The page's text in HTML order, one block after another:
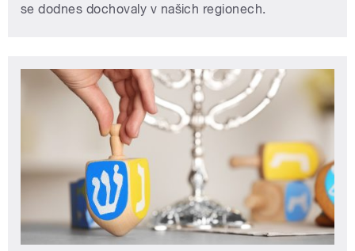
se dodnes dochovaly v našich regionech.